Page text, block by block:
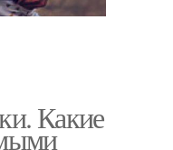
Какие